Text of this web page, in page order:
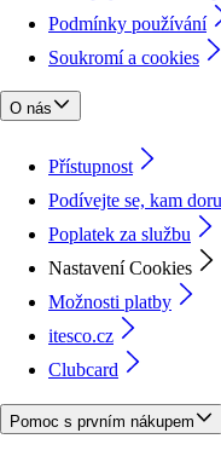
Podmínky používání
Soukromí a cookies
O nás
Přístupnost
Podívejte se, kam
Poplatek za službu
Nastavení Cookies
Možnosti platby
itesco.cz
Clubcard
Pomoc s prvním nákupem